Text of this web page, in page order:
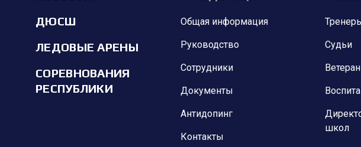
ДЮСШ
ЛЕДОВЫЕ АРЕНЫ
СОРЕВНОВАНИЯ
РЕСПУБЛИКИ
Общая информация
Руководство
Сотрудники
Документы
Антидопинг
Контакты
Судьи
школ